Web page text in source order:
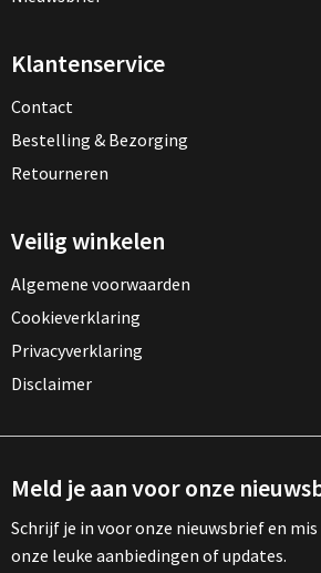
Klantenservice
Contact
Bestelling & Bezorging
Retourneren
Veilig winkelen
Algemene voorwaarden
Cookieverklaring
Privacyverklaring
Disclaimer
Meld je aan voor onze
Schrijf je in voor onze nieuwsbrief en
onze leuke aanbiedingen of updates.